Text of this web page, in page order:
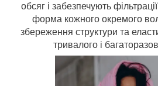
обсяг і забезпечують
форма кожного окремого
збереження структури та
тривалого і